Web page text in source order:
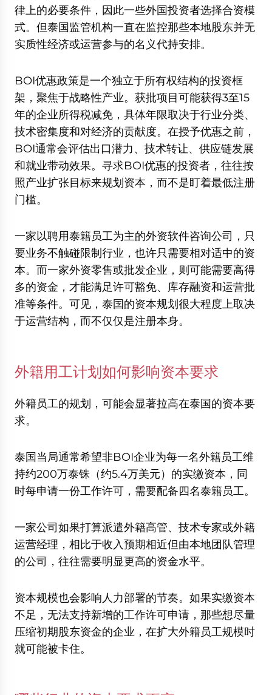
律上的必要条件，因此一些外国投资者选择合资模
式。但泰国监管机构一直在监控那些本地股东并无
实质性经济或运营参与的名义代持安排。
BOI优惠政策是一个独立于所有权结构的投资框
架，聚焦于战略性产业。获批项目可能获得3至15
年的企业所得税减免，具体年限取决于行业分类、
技术密集度和对经济的贡献度。在授予优惠之前，
BOI通常会评估出口潜力、技术转让、供应链发展
和就业带动效果。寻求BOI优惠的投资者，往往按
照产业扩张目标来规划资本，而不是盯着最低注册
门槛。
一家以聘用泰籍员工为主的外资软件咨询公司，只
要业务不触碰限制行业，也许只需要相对适中的资
本。而一家外资零售或批发企业，则可能需要高得
多的资金，才能满足许可豁免、库存融资和运营批
准等条件。可见，泰国的资本规划很大程度上取决
于运营结构，而不仅仅是注册本身。
外籍用工计划如何影响资本要求
外籍员工的规划，可能会显著拉高在泰国的资本要
求。
泰国当局通常希望非BOI企业为每一名外籍员工维
持约200万泰铢（约5.4万美元）的实缴资本，同
时每申请一份工作许可，需要配备四名泰籍员工。
一家公司如果打算派遣外籍高管、技术专家或外籍
运营经理，相比于收入预期相近但由本地团队管理
的公司，往往需要明显更高的资金水平。
资本规模也会影响人力部署的节奏。如果实缴资本
不足，无法支持新增的工作许可申请，那些想尽量
压缩初期股东资金的企业，在扩大外籍员工规模时
就可能被卡住。